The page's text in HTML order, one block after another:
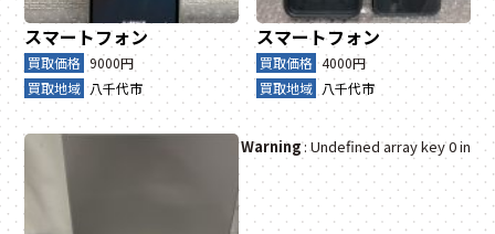
スマートフォン
買取価格 9000円
買取地域 八千代市
スマートフォン
買取価格 4000円
買取地域 八千代市
Warning: Undefined array key 0 in